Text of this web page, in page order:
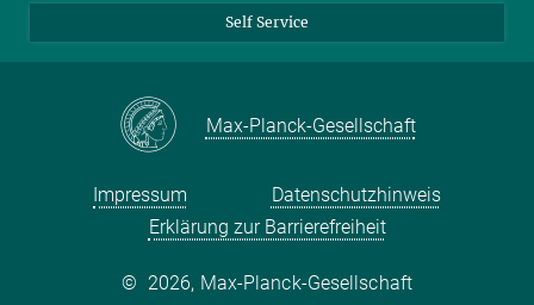
Self Service
Max-Planck-Gesellschaft
Impressum
Datenschutzhinweis
Erklärung zur Barrierefreiheit
© 2026, Max-Planck-Gesellschaft